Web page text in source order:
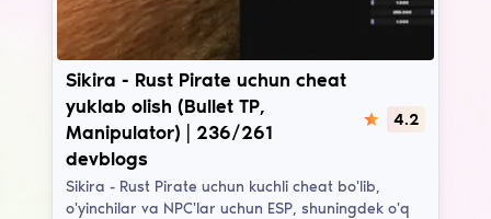
Sikira
Sikira - Rust Pirate uchun cheat
yuklab olish (Bullet TP,
Manipulator) | 236/261
devblogs
4.2
Sikira - Rust Pirate uchun kuchli cheat bo'lib,
o'yinchilar va NPC'lar uchun ESP, shuningdek o'q